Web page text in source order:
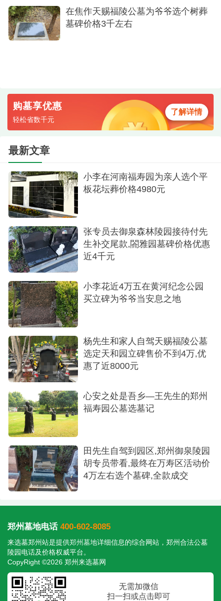
选中的墓碑
一下省了近8000元！这个实实在在的优惠，让
我们感受到了园方的诚意。母亲在一旁轻轻点头，
我和妻子对视一眼，心里便有了决定。这就是我们
想要的地方，环境称心，价格也完全在预算之内，
甚至比我们预想的还要好。
没有太多犹豫，我们当场就拍板，全款定了下
来。签完合同的那一刻，心里不是悲伤，而是一种
来看望他也非常方便。
在焦作天赐福陵公墓为爷爷选个树葬
墓碑价格3千左右
购墓享优惠
轻松省数千元
了解详情
最新文章
小李在河南福寿园为亲人选个平
板花坛葬价格4980元
张专员去御泉森林陵园接待付先
生补交尾款,閤雅园墓碑价格优惠
近4千元
小李花近4万五在黄河纪念公园
买立碑为爷爷当安息之地
杨先生和家人自驾天赐福陵公墓
选定天和园立碑售价不到4万,优
惠了近8000元
心安之处是吾乡—王先生的郑州
福寿园公墓选墓记
田先生自驾到园区,郑州御泉陵园
胡专员带看,最终在万寿区活动价
4万左右选个墓碑,全款成交
郑州墓地电话 400-602-8085
来选墓郑州站是提供郑州墓地详细信息的综合网站，郑州合法公墓
陵园电话及价格权威平台。
CopyRight ©2026 郑州来选墓网
无需加微信
扫一扫或点击即可